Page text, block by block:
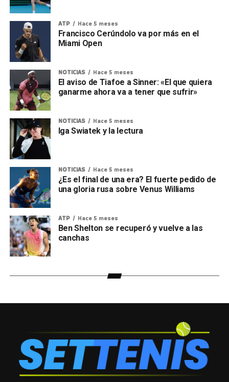
ATP Hace 5 meses
Francisco Cerúndolo va por más en el
Miami Open
NOTICIAS Hace 5 meses
El aviso de Tiafoe a Sinner: «El que quiera
ganarme ahora va a tener que sufrir»
NOTICIAS Hace 5 meses
Iga Swiatek y la lectura
NOTICIAS Hace 5 meses
¿Es el final de una era? El fuerte pedido de
una gloria rusa sobre Venus Williams
ATP Hace 5 meses
Ben Shelton se recuperó y vuelve a las
canchas